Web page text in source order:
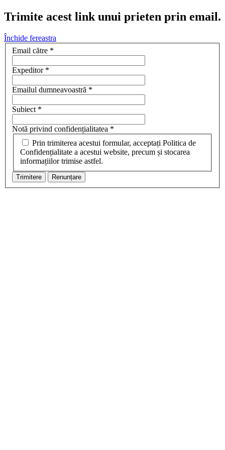
Trimite acest link unui prieten prin email.
Închide fereastra
Email către *
Expeditor*
Emailul dumneavoastră *
Subiect*
Notă privind confidențialitatea *
Confidențialitate a acestui website, precum și stocarea
informațiilor trimise astfel.
Trimitere Renunțare